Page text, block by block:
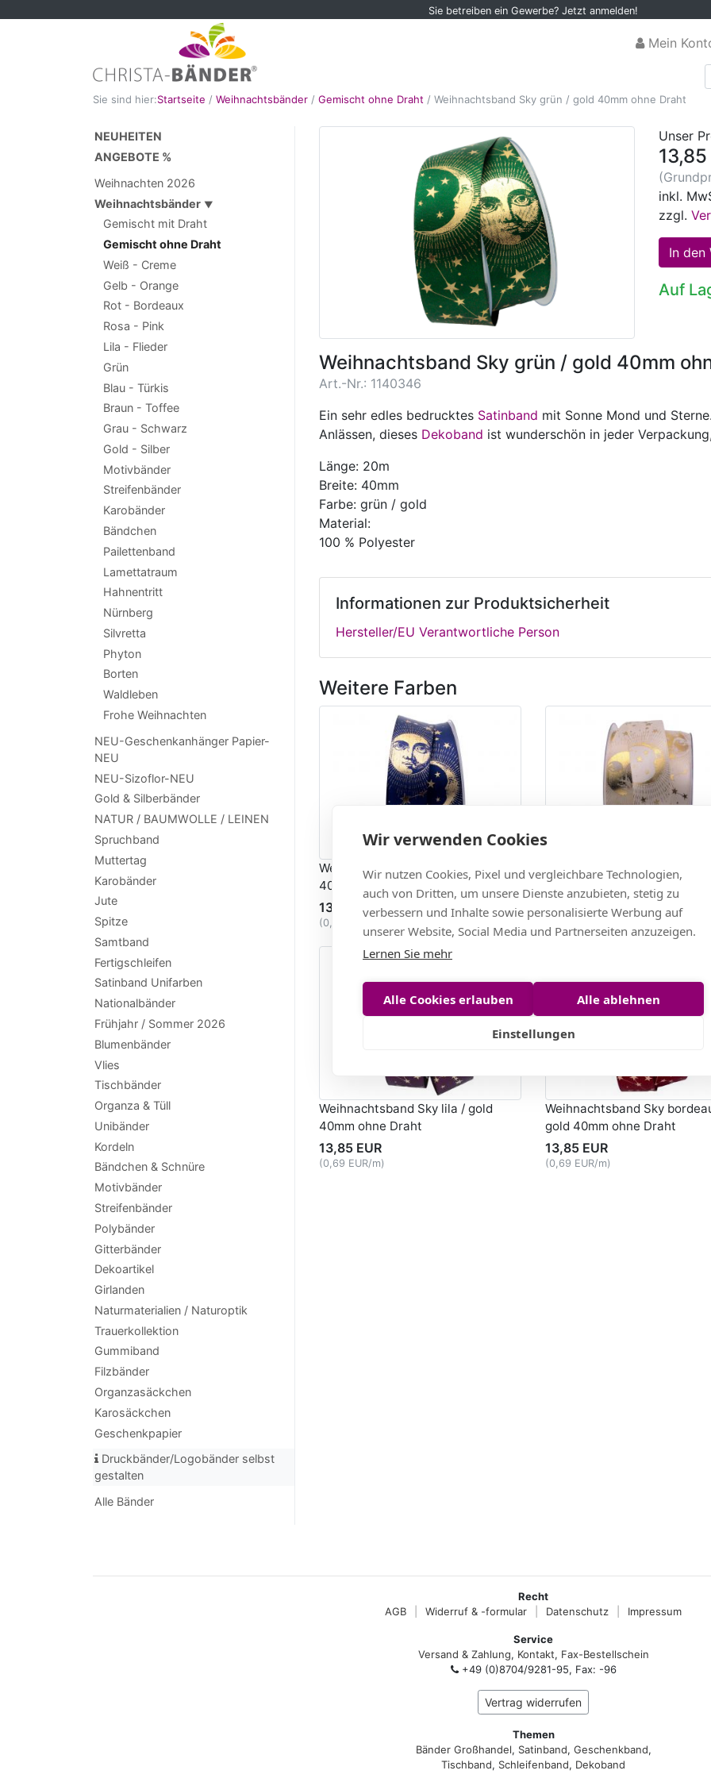
Sie betreiben ein Gewerbe? Jetzt anmelden!
Mein
Sie sind hier:Startseite / Weihnachtsbänder / Gemischt ohne Draht / Weihnachtsband Sky grün / gold 40mm ohne Draht
NEUHEITEN
ANGEBOTE %
Weihnachten 2026
Weihnachtsbänder ▼
Gemischt mit Draht
Gemischt ohne Draht
Weiß - Creme
Gelb - Orange
Rot - Bordeaux
Rosa - Pink
Lila - Flieder
Grün
Blau - Türkis
Braun - Toffee
Grau - Schwarz
Gold - Silber
Motivbänder
Streifenbänder
Karobänder
Bändchen
Pailettenband
Lamettatraum
Hahnentritt
Nürnberg
Silvretta
Phyton
Borten
Waldleben
Frohe Weihnachten
NEU-Geschenkanhänger Papier-
NEU
NEU-Sizoflor-NEU
Gold & Silberbänder
NATUR / BAUMWOLLE / LEINEN
Spruchband
Muttertag
Karobänder
Jute
Spitze
Samtband
Fertigschleifen
Satinband Unifarben
Nationalbänder
Frühjahr / Sommer 2026
Blumenbänder
Vlies
Tischbänder
Organza & Tüll
Unibänder
Kordeln
Bändchen & Schnüre
Motivbänder
Streifenbänder
Polybänder
Gitterbänder
Dekoartikel
Girlanden
Naturmaterialien / Naturoptik
Trauerkollektion
Gummiband
Filzbänder
Organzasäckchen
Karosäckchen
Geschenkpapier
Druckbänder/Logobänder selbst
gestalten
Alle Bänder
Unser
13,85
inkl.
zzgl.
Auf
Weihnachtsband Sky grün / gold 40mm
Art.-Nr.: 1140346
Ein sehr edles bedrucktes Satinband mit Sonne Mond und
Anlässen, dieses Dekoband ist wunderschön in jeder
Länge: 20m
Breite: 40mm
Farbe: grün / gold
Material:
100 % Polyester
Informationen zur Produktsicherheit
Hersteller/EU Verantwortliche Person
Weitere Farben
Weihnachtsband Sky blau / gold
40mm ohne Draht
13,85 EUR
(0,69 EUR/m)
Weihnachtsband Sky creme
40mm ohne Draht
13,85 EUR
Weihnachtsband Sky lila / gold
40mm ohne Draht
13,85 EUR
(0,69 EUR/m)
Weihnachtsband Sky
gold 40mm ohne Draht
13,85 EUR
(0,69 EUR/m)
Recht
AGB
Widerruf & -formular Datenschutz Impressum
Service
Versand & Zahlung, Kontakt, Fax-Bestellschein
+49 (0)8704/9281-95, Fax: -96
Vertrag widerrufen
Themen
Bänder Großhandel, Satinband, Geschenkband,
Tischband, Schleifenband, Dekoband
Wir verwenden Cookies
Wir nutzen Cookies, Pixel und vergleichbare Technologien,
auch von Dritten, um unsere Dienste anzubieten, stetig zu
verbessern und Inhalte sowie personalisierte Werbung auf
unserer Website, Social Media und Partnerseiten anzuzeigen.
Lernen Sie mehr
Alle Cookies erlauben Alle ablehnen
Einstellungen